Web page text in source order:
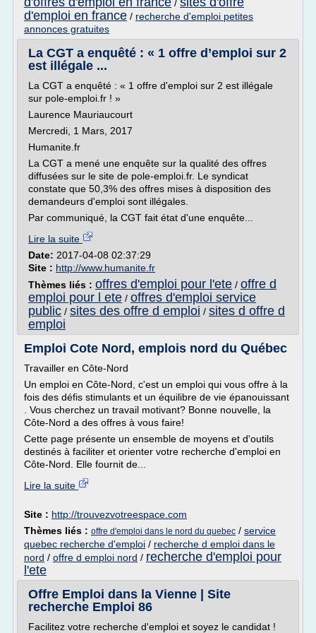
/
d'emploi en france / recherche d'emploi petites
annonces gratuites
La CGT a enquêté : « 1 offre d’emploi sur 2
est illégale ...
La CGT a enquêté : « 1 offre d'emploi sur 2 est illégale
sur pole-emploi.fr ! »
Laurence Mauriaucourt
Mercredi, 1 Mars, 2017
Humanite.fr
La CGT a mené une enquête sur la qualité des offres
diffusées sur le site de pole-emploi.fr. Le syndicat
constate que 50,3% des offres mises à disposition des
demandeurs d'emploi sont illégales.
Par communiqué, la CGT fait état d'une enquête...
Lire la suite
Date: 2017-04-08 02:37:29
Site : http://www.humanite.fr
Thèmes liés : offres d'emploi pour l'ete / offre d
emploi pour l ete / offres d'emploi service
public / sites des offre d emploi / sites d offre d
emploi
Emploi Cote Nord, emplois nord du Québec
Travailler en Côte-Nord
Un emploi en Côte-Nord, c'est un emploi qui vous offre à la
fois des défis stimulants et un équilibre de vie épanouissant
. Vous cherchez un travail motivant? Bonne nouvelle, la
Côte-Nord a des offres à vous faire!
Cette page présente un ensemble de moyens et d'outils
destinés à faciliter et orienter votre recherche d'emploi en
Côte-Nord. Elle fournit de...
Lire la suite
Site : http://trouvezvotreespace.com
Thèmes liés : offre d'emploi dans le nord du quebec / service
quebec recherche d'emploi / recherche d emploi dans le
nord / offre d emploi nord / recherche d'emploi pour
l'ete
Offre Emploi dans la Vienne | Site
recherche Emploi 86
Facilitez votre recherche d'emploi et soyez le candidat !